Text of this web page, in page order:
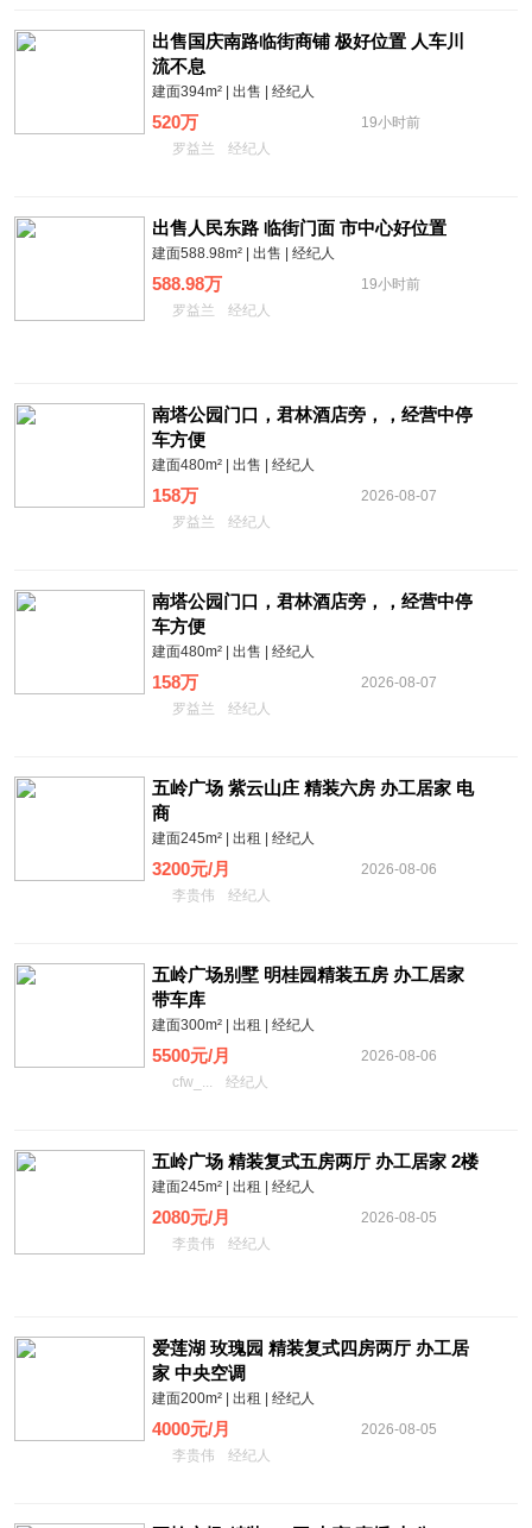
出售国庆南路临街商铺 极好位置 人车川
流不息
建面394m² | 出售 | 经纪人
520万
19小时前
罗益兰
经纪人
出售人民东路 临街门面 市中心好位置
建面588.98m² | 出售 | 经纪人
588.98万
19小时前
罗益兰
经纪人
南塔公园门口，君林酒店旁，，经营中停
车方便
建面480m² | 出售 | 经纪人
158万
2026-08-07
罗益兰
经纪人
南塔公园门口，君林酒店旁，，经营中停
车方便
建面480m² | 出售 | 经纪人
158万
2026-08-07
罗益兰
经纪人
五岭广场 紫云山庄 精装六房 办工居家 电
商
建面245m² | 出租 | 经纪人
3200元/月
2026-08-06
李贵伟
经纪人
五岭广场别墅 明桂园精装五房 办工居家
带车库
建面300m² | 出租 | 经纪人
5500元/月
2026-08-06
cfw_...
经纪人
五岭广场 精装复式五房两厅 办工居家 2楼
建面245m² | 出租 | 经纪人
2080元/月
2026-08-05
李贵伟
经纪人
爱莲湖 玫瑰园 精装复式四房两厅 办工居
家 中央空调
建面200m² | 出租 | 经纪人
4000元/月
2026-08-05
李贵伟
经纪人